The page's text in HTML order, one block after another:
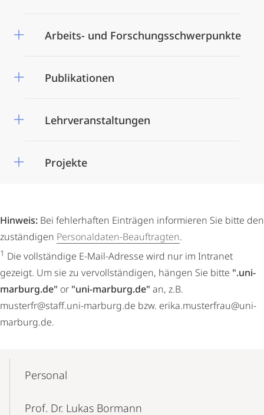
Arbeits- und Forschungsschwerpunkte
Publikationen
Lehrveranstaltungen
Projekte
Hinweis: Bei fehlerhaften Einträgen informieren Sie bitte den
zuständigen Personaldaten-Beauftragten.
1 Die vollständige E-Mail-Adresse wird nur im Intranet
gezeigt. Um sie zu vervollständigen, hängen Sie bitte ".uni-
marburg.de" or "uni-marburg.de" an, z.B.
musterfr@staff.uni-marburg.de bzw. erika.musterfrau@uni-
marburg.de.
NavigationPersonal
Prof. Dr. Lukas Bormann